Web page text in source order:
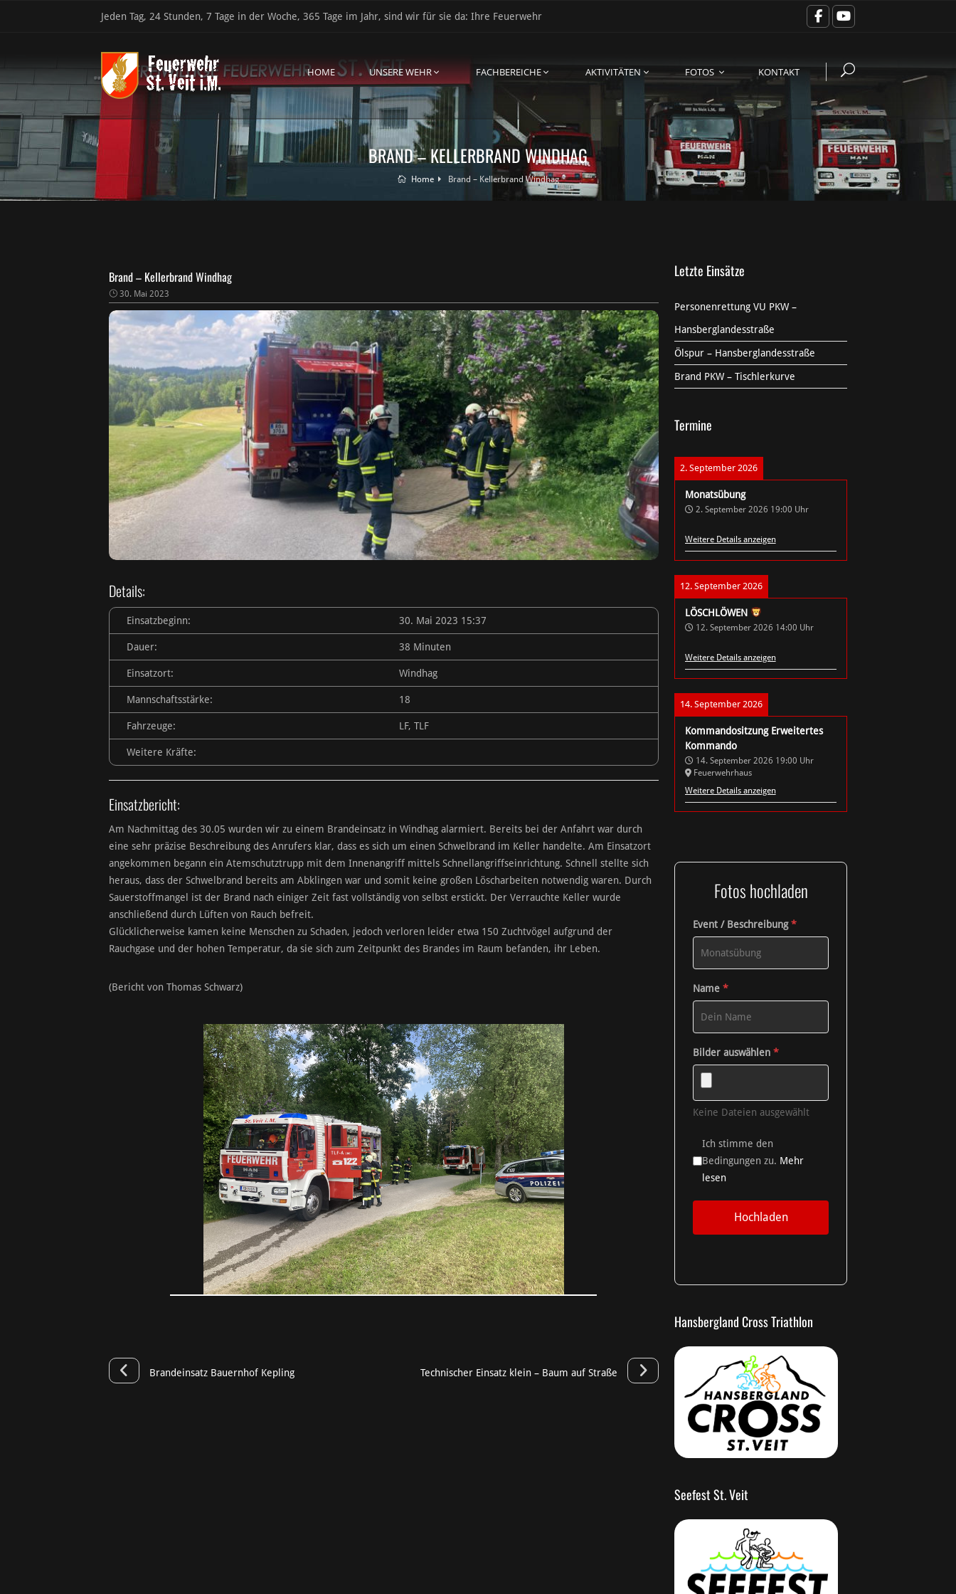
Jeden Tag, 24 Stunden, 7 Tage in der Woche, 365 Tage im Jahr, sind wir für sie da: Ihre Feuerwehr
HOME UNSERE WEHR FACHBEREICHE AKTIVITÄTEN FOTOS KONTAKT
BRAND – KELLERBRAND WINDHAG
Home Brand – Kellerbrand Windhag
Brand – Kellerbrand Windhag
30. Mai 2023
Details:
Einsatzbeginn: 30. Mai 2023 15:37
Dauer: 38 Minuten
Einsatzort: Windhag
Mannschaftsstärke: 18
Fahrzeuge: LF, TLF
Weitere Kräfte:
Einsatzbericht:
Am Nachmittag des 30.05 wurden wir zu einem Brandeinsatz in Windhag alarmiert. Bereits bei der Anfahrt war durch
eine sehr präzise Beschreibung des Anrufers klar, dass es sich um einen Schwelbrand im Keller handelte. Am Einsatzort
angekommen begann ein Atemschutztrupp mit dem Innenangriff mittels Schnellangriffseinrichtung. Schnell stellte sich
heraus, dass der Schwelbrand bereits am Abklingen war und somit keine großen Löscharbeiten notwendig waren. Durch
Sauerstoffmangel ist der Brand nach einiger Zeit fast vollständig von selbst erstickt. Der Verrauchte Keller wurde
anschließend durch Lüften von Rauch befreit.
Glücklicherweise kamen keine Menschen zu Schaden, jedoch verloren leider etwa 150 Zuchtvögel aufgrund der
Rauchgase und der hohen Temperatur, da sie sich zum Zeitpunkt des Brandes im Raum befanden, ihr Leben.
(Bericht von Thomas Schwarz)
Brandeinsatz Bauernhof Kepling Technischer Einsatz klein – Baum auf Straße
Letzte Einsätze
Personenrettung VU PKW –
Hansberglandesstraße
Ölspur – Hansberglandesstraße
Brand PKW – Tischlerkurve
Termine
2. September 2026
Monatsübung
2. September 2026 19:00 Uhr
Weitere Details anzeigen
12. September 2026
LÖSCHLÖWEN
12. September 2026 14:00 Uhr
Weitere Details anzeigen
14. September 2026
Kommandositzung Erweitertes
Kommando
14. September 2026 19:00 Uhr
Feuerwehrhaus
Weitere Details anzeigen
Fotos hochladen
Event / Beschreibung*
Name *
Bilder auswählen *
Keine Dateien ausgewählt
Ich stimme den
Bedingungen zu. Mehr
lesen
Hochladen
Hansbergland Cross Triathlon
Seefest St. Veit